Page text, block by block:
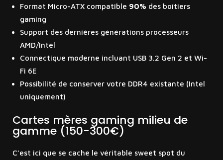
Format Micro-ATX compatible 90% des boîtiers
gaming
Support des dernières générations processeurs
AMD/Intel
Connectique moderne incluant USB 3.2 Gen 2 et Wi-
Fi 6E
Possibilité de conserver votre DDR4 existante (Intel
uniquement)
Cartes mères gaming milieu de
gamme (150-300€)
C’est ici que se cache le véritable sweet spot du